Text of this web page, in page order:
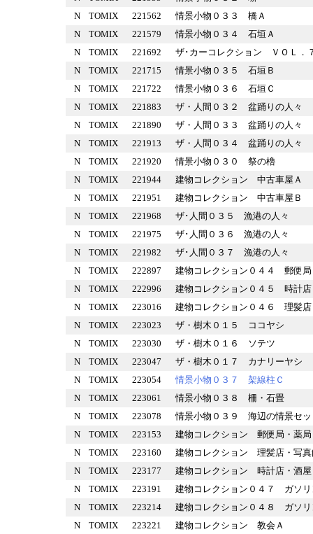
N
TOMIX 221562
情景小物０３３ 橋Ａ
N
TOMIX 221579
情景小物０３４ 石垣Ａ
N
TOMIX 221692
ザ･カーコレクション ＶＯ
N
TOMIX 221715
情景小物０３５ 石垣Ｂ
N
TOMIX 221722
情景小物０３６ 石垣Ｃ
N
TOMIX 221883
ザ・人間０３２ 盆踊りの人
N
TOMIX 221890
ザ・人間０３３ 盆踊りの人
N
TOMIX 221913
ザ・人間０３４ 盆踊りの人
N
TOMIX 221920
情景小物０３０ 祭の櫓
N
TOMIX 221944
建物コレクション 中古車屋
N
TOMIX 221951
建物コレクション 中古車屋
N
TOMIX 221968
ザ･人間０３５ 漁港の人々
N
TOMIX 221975
ザ･人間０３６ 漁港の人々
N
TOMIX 221982
ザ･人間０３７ 漁港の人々
N
TOMIX 222897
建物コレクション０４４ 郵
N
TOMIX 222996
建物コレクション０４５ 時
N
TOMIX 223016
建物コレクション０４６ 理
N
TOMIX 223023
ザ・樹木０１５ ココヤシ
N
TOMIX 223030
ザ・樹木０１６ ソテツ
N
TOMIX 223047
ザ・樹木０１７ カナリーヤ
N
TOMIX 223054
情景小物０３７ 架線柱Ｃ
N
TOMIX 223061
情景小物０３８ 柵・石畳
N
TOMIX 223078
情景小物０３９ 海辺の情景
N
TOMIX 223153
建物コレクション 郵便局・
N
TOMIX 223160
建物コレクション 理髪店・
N
TOMIX 223177
建物コレクション 時計店・
N
TOMIX 223191
建物コレクション０４７ ガ
N
TOMIX 223214
建物コレクション０４８ ガ
N
TOMIX 223221
建物コレクション 教会Ａ